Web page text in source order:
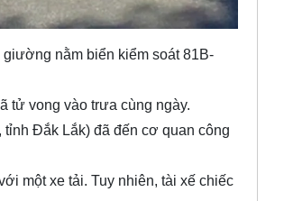
nằm biển kiểm soát 81B-
tử vong vào trưa cùng ngày.
tỉnh Đắk Lắk) đã đến cơ quan công
một xe tải. Tuy nhiên, tài xế chiếc